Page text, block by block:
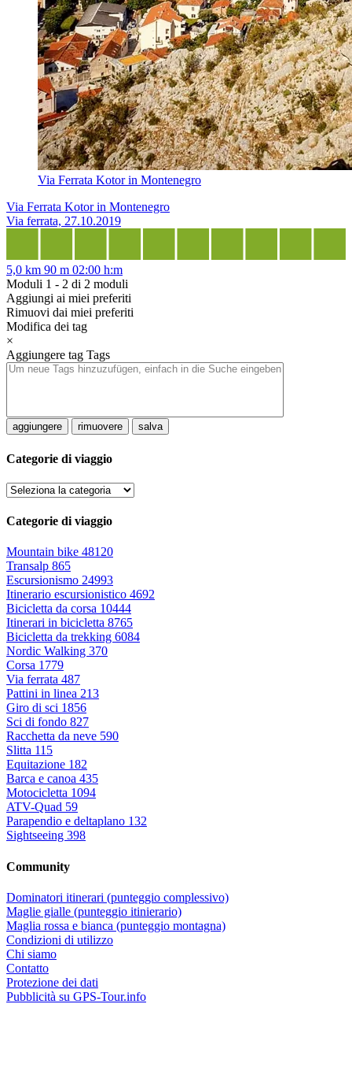
Via Ferrata Kotor in Montenegro
Via Ferrata Kotor in Montenegro
Via ferrata, 27.10.2019
5,0 km 90 m 02:00 h:m
Moduli 1 - 2 di 2 moduli
Aggiungi ai miei preferiti
Rimuovi dai miei preferiti
Modifica dei tag
×
Aggiungere tag Tags
aggiungere rimuovere salva
Categorie di viaggio
Categorie di viaggio
Mountain bike 48120
Transalp 865
Escursionismo 24993
Itinerario escursionistico 4692
Bicicletta da corsa 10444
Itinerari in bicicletta 8765
Bicicletta da trekking 6084
Nordic Walking 370
Corsa 1779
Via ferrata 487
Pattini in linea 213
Giro di sci 1856
Sci di fondo 827
Racchetta da neve 590
Slitta 115
Equitazione 182
Barca e canoa 435
Motocicletta 1094
ATV-Quad 59
Parapendio e deltaplano 132
Sightseeing 398
Community
Dominatori itinerari (punteggio complessivo)
Maglie gialle (punteggio itinierario)
Maglia rossa e bianca (punteggio montagna)
Condizioni di utilizzo
Chi siamo
Contatto
Protezione dei dati
Pubblicità su GPS-Tour.info